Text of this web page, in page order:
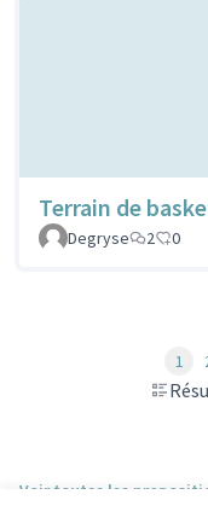
Terrain de
Degryse
2 0
1
Voir toutes les